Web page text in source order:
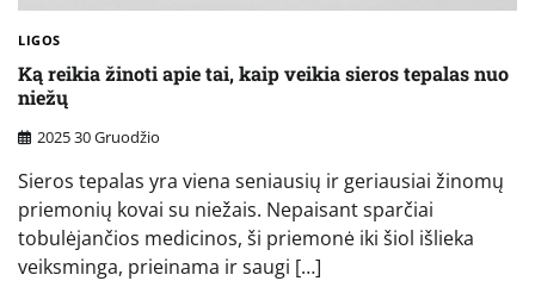
LIGOS
Ką reikia žinoti apie tai, kaip veikia sieros tepalas nuo
niežų
2025 30 Gruodžio
Sieros tepalas yra viena seniausių ir geriausiai žinomų
priemonių kovai su niežais. Nepaisant sparčiai
tobulėjančios medicinos, ši priemonė iki šiol išlieka
veiksminga, prieinama ir saugi […]